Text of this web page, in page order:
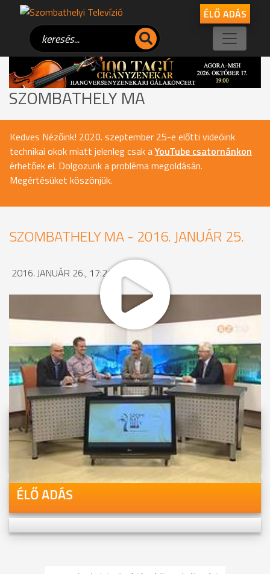
ÉLŐ ADÁS
SZOMBATHELY MA
Kedves Nézőink! 2020. szeptember 25-e előtti videóink
technikai okok miatt jelenleg csak aYouTube csatornánkon
érhetőek el. Dolgozunk a probléma megoldásán.
Megértésüket köszönjük.
SZOMBATHELY MA - 2016. JANUÁR 25.
2016. JANUÁR 26., 17:21
MEGOSZTÁS
Videóink megtekinthetőek
Youtube-csatornánkon is!
ÉLŐ ADÁS